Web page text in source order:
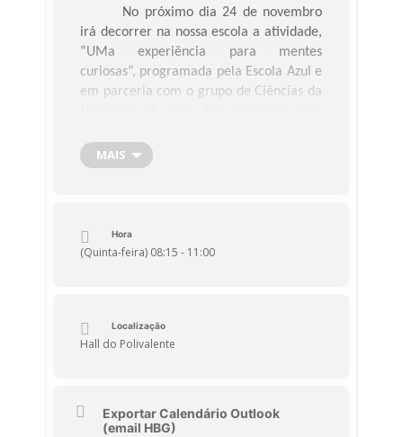
No próximo dia 24 de novembro
irá decorrer na nossa escola a atividade,
“UMa experiência para mentes
curiosas”, programada pela Escola Azul e
em parceria com o grupo de Ciências da
do Curso em Educação Básica da
Universidade da Madeira (Unidade
Vasconcelos, docente da Faculdade de
Ciências da Vida.
MAIS
Hora
(Quinta-feira) 08:15 - 11:00
Localização
Hall do Polivalente
Exportar Calendário Outlook
(email HBG)